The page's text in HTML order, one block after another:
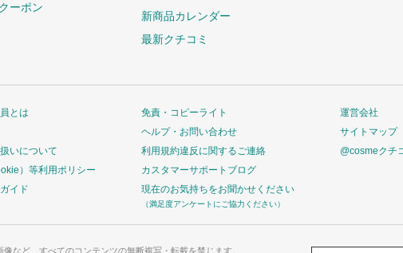
ーポン
新商品カレンダー
最新クチコミ
とは
いについて
）等利用ポリシー
イド
免責・コピーライト
ヘルプ・お問い合わせ
利用規約違反に関するご連絡
カスタマーサポートブログ
現在のお気持ちをお聞かせください
（満足度アンケートにご協力ください）
運営会社
サイトマップ
@cosmeクチ
像など、すべてのコンテンツの無断複写・転載を禁じます。